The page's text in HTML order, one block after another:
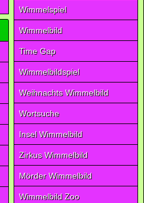
Wimmelspiel
Wimmelbild
Time Gap
Wimmelbildspiel
Weihnachts Wimmelbild
Wortsuche
Insel Wimmelbild
Zirkus Wimmelbild
Mörder Wimmelbild
Wimmelbild Zoo